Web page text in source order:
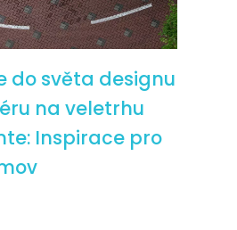
do světa designu
na veletrhu
Inspirace pro